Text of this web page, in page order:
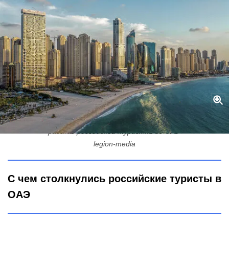
Что сейчас происходит в Дубае и Фуджейре - хроника событий:
рассказ российской туристки из ОАЭ
legion-media
С чем столкнулись российские туристы в
ОАЭ